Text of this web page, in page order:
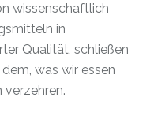
wissenschaftlich
in
Qualität, schließen
was wir essen
verzehren.